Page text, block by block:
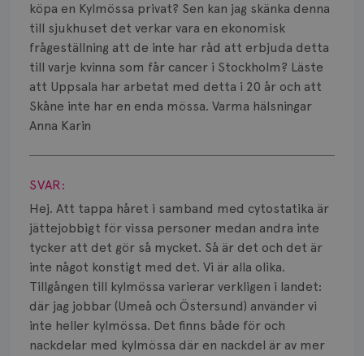
köpa en Kylmössa privat? Sen kan jag skänka denna
till sjukhuset det verkar vara en ekonomisk
frågeställning att de inte har råd att erbjuda detta
till varje kvinna som får cancer i Stockholm? Läste
att Uppsala har arbetat med detta i 20 år och att
Skåne inte har en enda mössa. Varma hälsningar
Anna Karin
Visa svar
SVAR:
Hej. Att tappa håret i samband med cytostatika är
jättejobbigt för vissa personer medan andra inte
tycker att det gör så mycket. Så är det och det är
inte något konstigt med det. Vi är alla olika.
Tillgången till kylmössa varierar verkligen i landet:
där jag jobbar (Umeå och Östersund) använder vi
inte heller kylmössa. Det finns både för och
nackdelar med kylmössa där en nackdel är av mer
Smärta
Prognos
Risker
Spridd bröstcancer
Vätska